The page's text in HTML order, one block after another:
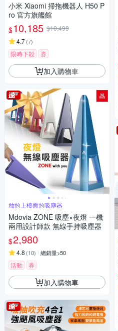
小米 Xiaomi 掃拖機器人 H50 P
ro 官方旗艦館
$10,185 $10,499
4.7(7)
限時下殺 券
加入購物車
放的上檯面的吸塵器
Mdovia ZONE 吸塵×夜燈 一機
兩用設計師款 無線手持吸塵器
$2,980
4.8 (10) 總銷量>50
活動 券
加入購物車